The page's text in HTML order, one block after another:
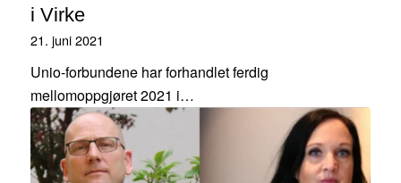
i Virke
21. juni 2021
Unio-forbundene har forhandlet ferdig
mellomoppgjøret 2021 i…